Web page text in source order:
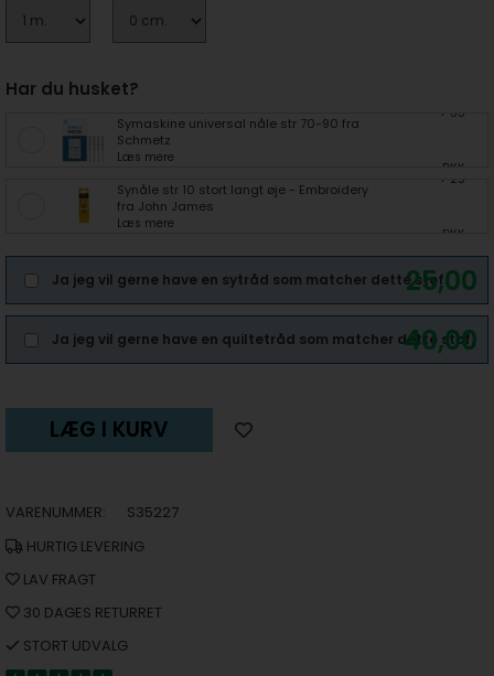
Har du husket?
Symaskine universal nåle str 70-90 fra
Schmetz
Læs mere
+ 35
DKK
Synåle str 10 stort langt øje - Embroidery
fra John James
Læs mere
+ 25
DKK
25,00
Ja jeg vil gerne have en sytråd som matcher dette stof.
40,00
Ja jeg vil gerne have en quiltetråd som matcher dette stof.
LÆG I KURV
VARENUMMER:
S35227
HURTIG LEVERING
LAV FRAGT
30 DAGES RETURRET
STORT UDVALG